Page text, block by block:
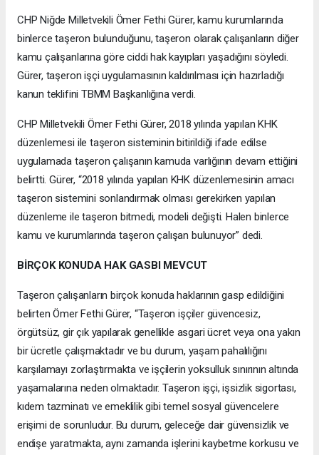
CHP Niğde Milletvekili Ömer Fethi Gürer, kamu kurumlarında
binlerce taşeron bulunduğunu, taşeron olarak çalışanların diğer
kamu çalışanlarına göre ciddi hak kayıpları yaşadığını söyledi.
Gürer, taşeron işçi uygulamasının kaldırılması için hazırladığı
kanun teklifini TBMM Başkanlığına verdi.
CHP Milletvekili Ömer Fethi Gürer, 2018 yılında yapılan KHK
düzenlemesi ile taşeron sisteminin bitirildiği ifade edilse
uygulamada taşeron çalışanın kamuda varlığının devam ettiğini
belirtti. Gürer, “2018 yılında yapılan KHK düzenlemesinin amacı
taşeron sistemini sonlandırmak olması gerekirken yapılan
düzenleme ile taşeron bitmedi, modeli değişti. Halen binlerce
kamu ve kurumlarında taşeron çalışan bulunuyor” dedi.
BİRÇOK KONUDA HAK GASBI MEVCUT
Taşeron çalışanların birçok konuda haklarının gasp edildiğini
belirten Ömer Fethi Gürer, “Taşeron işçiler güvencesiz,
örgütsüz, gir çık yapılarak genellikle asgari ücret veya ona yakın
bir ücretle çalışmaktadır ve bu durum, yaşam pahalılığını
karşılamayı zorlaştırmakta ve işçilerin yoksulluk sınırının altında
yaşamalarına neden olmaktadır. Taşeron işçi, işsizlik sigortası,
kıdem tazminatı ve emeklilik gibi temel sosyal güvencelere
erişimi de sorunludur. Bu durum, geleceğe dair güvensizlik ve
endişe yaratmakta, aynı zamanda işlerini kaybetme korkusu ve